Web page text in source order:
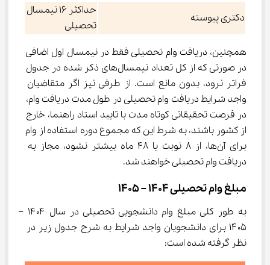
دکتری پیوسته
حداکثر 16 نیمسال
تحصیلی
همچنین، دریافت وام تحصیلی فقط در نیمسال اول اضافی
در صورتی که از کل تعداد نیمسال‌های ذکر شده در جدول
فراتر نرود، بدون مانع است. از طرفی نیز اگر متقاضیان
واجد شرایط دریافت وام تحصیلی در طول مدت دریافت وام،
در فرصت تحقیقاتی کوتاه مدت با تایید استاد راهنما، خارج
از کشور باشند، به شرط این که مجموع دوره استفاده از وام
برای آن‌ها، از 8 نوبت یا 48 ماه بیشتر نشود، مجاز به
دریافت وام تحصیلی خواهند شد.
مبلغ وام تحصیلی 1404 – 1405
به طور کلی مبلغ وام دانشجویی تحصیلی در سال ۱۴۰۴ –
۱۴۰۵ برای دانشجویان واجد شرایط به شرح جدول زیر در
نظر گرفته شده است: